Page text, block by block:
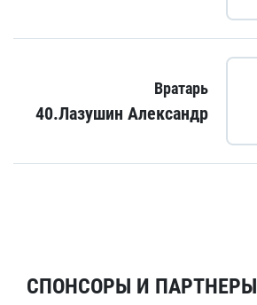
Вратарь
40.Лазушин Александр
СПОНСОРЫ И ПАРТНЕРЫ